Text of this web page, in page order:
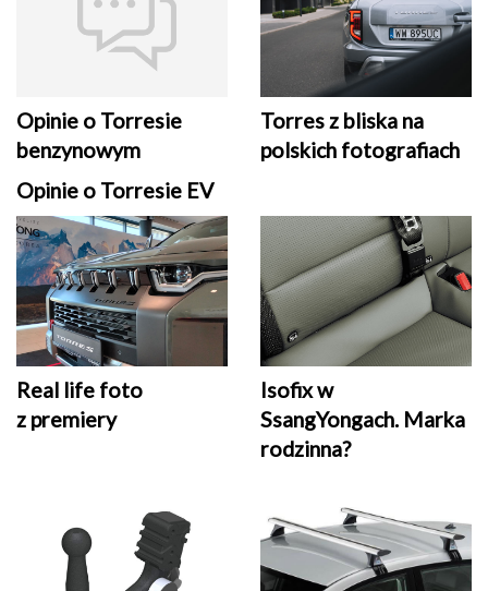
Opinie o Torresie
benzynowym
Opinie o Torresie EV
Torres z bliska na
polskich fotografiach
Real life foto
z premiery
Isofix w
SsangYongach. Marka
rodzinna?